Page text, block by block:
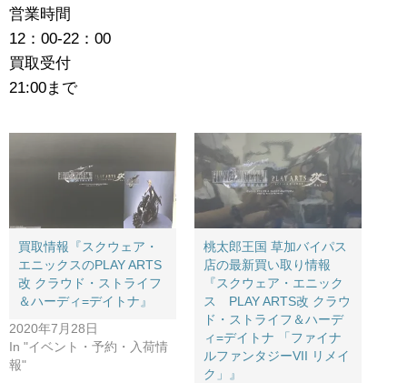
営業時間
12：00-22：00
買取受付
21:00まで
買取情報『スクウェア・
エニックスのPLAY ​ARTS
改 ​クラウド・ストライフ
＆ハーディ=デイトナ』
2020年7月28日
In "イベント・予約・入荷情
報"
桃太郎王国 草加バイパス
店の最新買い取り情報
『スクウェア・エニック
ス PLAY ​ARTS改 ​クラウ
ド・ストライフ＆ハーデ
ィ=デイトナ ​「ファイナ
ルファンタジーVII ​リメイ
ク」』